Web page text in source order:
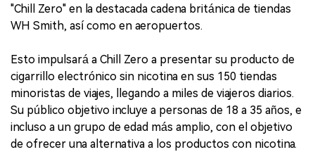
"Chill Zero" en la destacada cadena británica de tiendas
WH Smith, así como en aeropuertos.
Esto impulsará a Chill Zero a presentar su producto de
cigarrillo electrónico sin nicotina en sus 150 tiendas
minoristas de viajes, llegando a miles de viajeros diarios.
Su público objetivo incluye a personas de 18 a 35 años, e
incluso a un grupo de edad más amplio, con el objetivo
de ofrecer una alternativa a los productos con nicotina.